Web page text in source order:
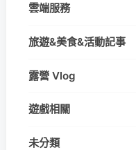
雲端服務
旅遊&美食&活動記事
露營 Vlog
遊戲相關
未分類